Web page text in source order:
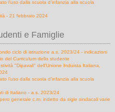
l’uso dalla scuola d’infanzia alla scuola
- 21 febbraio 2024
e Famiglie
ciclo di istruzione a.s. 2023/24 - indicazioni
del Curriculum dello studente
"Dipavali" dell'Unione Induista Italiana,
l’uso dalla scuola d’infanzia alla scuola
di Italiano - a.s. 2023/24
generale c.m. indetto da sigle sindacali varie